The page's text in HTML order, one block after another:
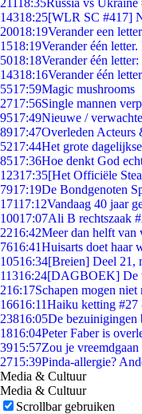
21118:35Russia vs Ukraine
14318:25[WLR SC #417]
20018:19Verander een
1518:19Verander één
5018:18Verander één
14318:16Verander één
5517:59Magic mushrooms
2717:56Single mannen
9517:49Nieuwe /
8917:47Overleden Acteurs
5217:44Het grote
8517:36Hoe denkt God
12317:35[Het Officiële
7917:19De Bondgenoten
17117:12Vandaag 40 jaar
10017:07Ali B rechtszaak
2216:42Meer dan helft van
7616:41Huisarts doet haar
10516:34[Breien] Deel 21,
11316:24[DAGBOEK] De
216:17Schapen mogen
16616:11Haiku ketting #27
23816:05De bezuinigingen
1816:04Peter Faber is
3915:57Zou je
2715:39Pinda-allergie?
Media & Cultuur
Media & Cultuur
Scrollbar gebruiken